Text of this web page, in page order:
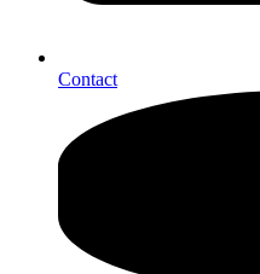
Contact